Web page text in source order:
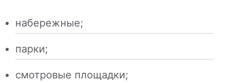
набережные;
парки;
смотровые площадки;